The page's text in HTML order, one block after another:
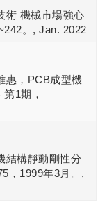
術 機械市場強心
。, Jan. 2022
惠，PCB成型機
1期，
結構靜動剛性分
，1999年3月。,